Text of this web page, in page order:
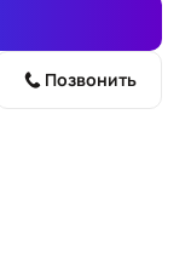
Позвонить